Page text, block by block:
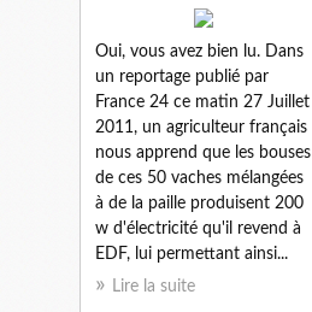
Oui, vous avez bien lu. Dans
un reportage publié par
France 24 ce matin 27 Juillet
2011, un agriculteur français
nous apprend que les bouses
de ces 50 vaches mélangées
à de la paille produisent 200
w d'électricité qu'il revend à
EDF, lui permettant ainsi...
Lire la suite